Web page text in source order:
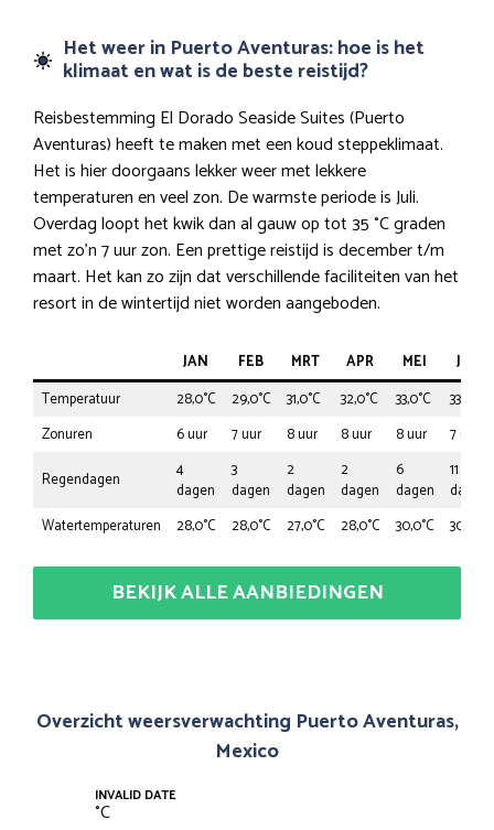
Het weer in Puerto Aventuras: hoe is het
klimaat en wat is de beste reistijd?
Reisbestemming El Dorado Seaside Suites (Puerto
Aventuras) heeft te maken met een koud steppeklimaat.
Het is hier doorgaans lekker weer met lekkere
temperaturen en veel zon. De warmste periode is Juli.
Overdag loopt het kwik dan al gauw op tot 35 °C graden
met zo’n 7 uur zon. Een prettige reistijd is december t/m
maart. Het kan zo zijn dat verschillende faciliteiten van het
resort in de wintertijd niet worden aangeboden.
JAN FEB MRT APR MEI
JUN
Temperatuur
28,0°C 29,0°C 31,0°C 32,0°C 33,0°C
33,0°C
Zonuren
6 uur 7 uur 8 uur 8 uur 8 uur
7 uur
Regendagen
4
dagen
3
dagen
2
dagen
2
dagen
6
dagen
11
dagen
Watertemperaturen
28,0°C 28,0°C 27,0°C 28,0°C 30,0°C 30,0°C
BEKIJK ALLE AANBIEDINGEN
Overzicht weersverwachting Puerto Aventuras,
Mexico
INVALID DATE
°C